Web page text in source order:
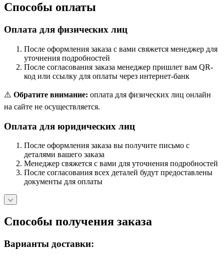
Способы оплаты
Оплата для физических лиц
После оформления заказа с вами свяжется менеджер для
уточнения подробностей
После согласования заказа менеджер пришлет вам QR-
код или ссылку для оплаты через интернет-банк
⚠️ Обратите внимание: оплата для физических лиц онлайн
на сайте не осуществляется.
Оплата для юридических лиц
После оформления заказа вы получите письмо с
деталями вашего заказа
Менеджер свяжется с вами для уточнения подробностей
После согласования всех деталей будут предоставлены
документы для оплаты
Способы получения заказа
Варианты доставки: